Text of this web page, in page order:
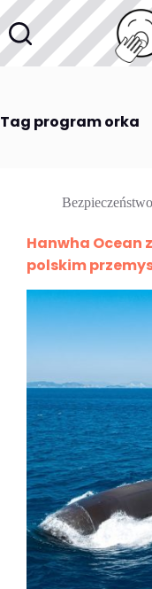
Przejdź
do
treści
Tag program orka
Bezpieczeństwo
Hanwha Ocean
polskim